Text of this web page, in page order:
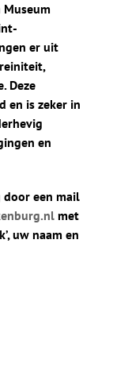
er uit
Deze
en is zeker in
en
door een mail
met
uw naam en